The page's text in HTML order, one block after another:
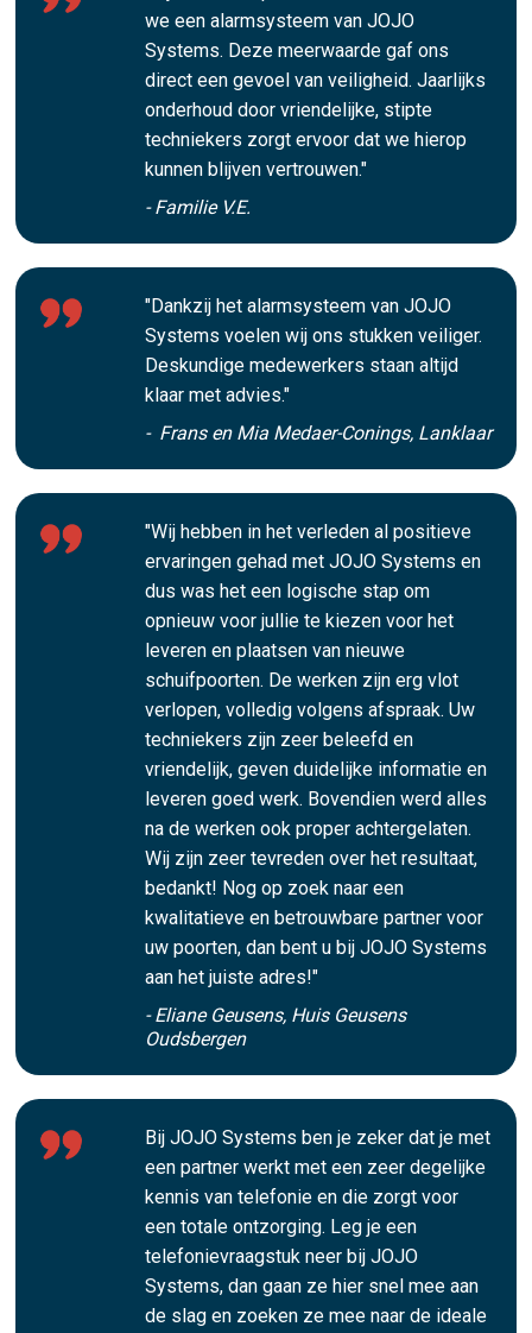
we een alarmsysteem van JOJO
Systems. Deze meerwaarde gaf ons
direct een gevoel van veiligheid. Jaarlijks
onderhoud door vriendelijke, stipte
techniekers zorgt ervoor dat we hierop
kunnen blijven vertrouwen."
- Familie V.E.
"Dankzij het alarmsysteem van JOJO
Systems voelen wij ons stukken veiliger.
Deskundige medewerkers staan altijd
klaar met advies."
- Frans en Mia Medaer-Conings, Lanklaar
"Wij hebben in het verleden al positieve
ervaringen gehad met JOJO Systems en
dus was het een logische stap om
opnieuw voor jullie te kiezen voor het
leveren en plaatsen van nieuwe
schuifpoorten. De werken zijn erg vlot
verlopen, volledig volgens afspraak. Uw
techniekers zijn zeer beleefd en
vriendelijk, geven duidelijke informatie en
leveren goed werk. Bovendien werd alles
na de werken ook proper achtergelaten.
Wij zijn zeer tevreden over het resultaat,
bedankt! Nog op zoek naar een
kwalitatieve en betrouwbare partner voor
uw poorten, dan bent u bij JOJO Systems
aan het juiste adres!"
- Eliane Geusens, Huis Geusens
Oudsbergen
Bij JOJO Systems ben je zeker dat je met
een partner werkt met een zeer degelijke
kennis van telefonie en die zorgt voor
een totale ontzorging. Leg je een
telefonievraagstuk neer bij JOJO
Systems, dan gaan ze hier snel mee aan
de slag en zoeken ze mee naar de ideale